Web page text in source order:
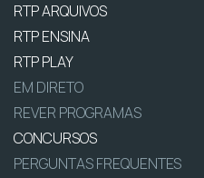
RTP ARQUIVOS
RTP ENSINA
RTP PLAY
EM DIRETO
REVER PROGRAMAS
CONCURSOS
PERGUNTAS FREQUENTES